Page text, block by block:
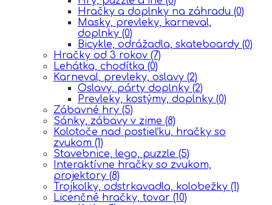
Hračky a doplnky na záhradu (0)
Masky, prevleky, karneval,
doplnky (0)
Bicykle, odrážadla, skateboardy (0)
Hračky od 3 rokov (7)
Lehátka, chodítka (0)
Karneval, prevleky, oslavy (2)
Oslavy, párty doplnky (2)
Prevleky, kostýmy, doplnky (0)
Zábavné hry (5)
Sánky, zábavy v zime (8)
Kolotoče nad postieľku, hračky so
zvukom (1)
Stavebnice, lego, puzzle (5)
Interaktívne hračky so zvukom,
projektory (8)
Trojkolky, odstrkavadla, kolobežky (1)
Licenčné hračky, tovar (10)